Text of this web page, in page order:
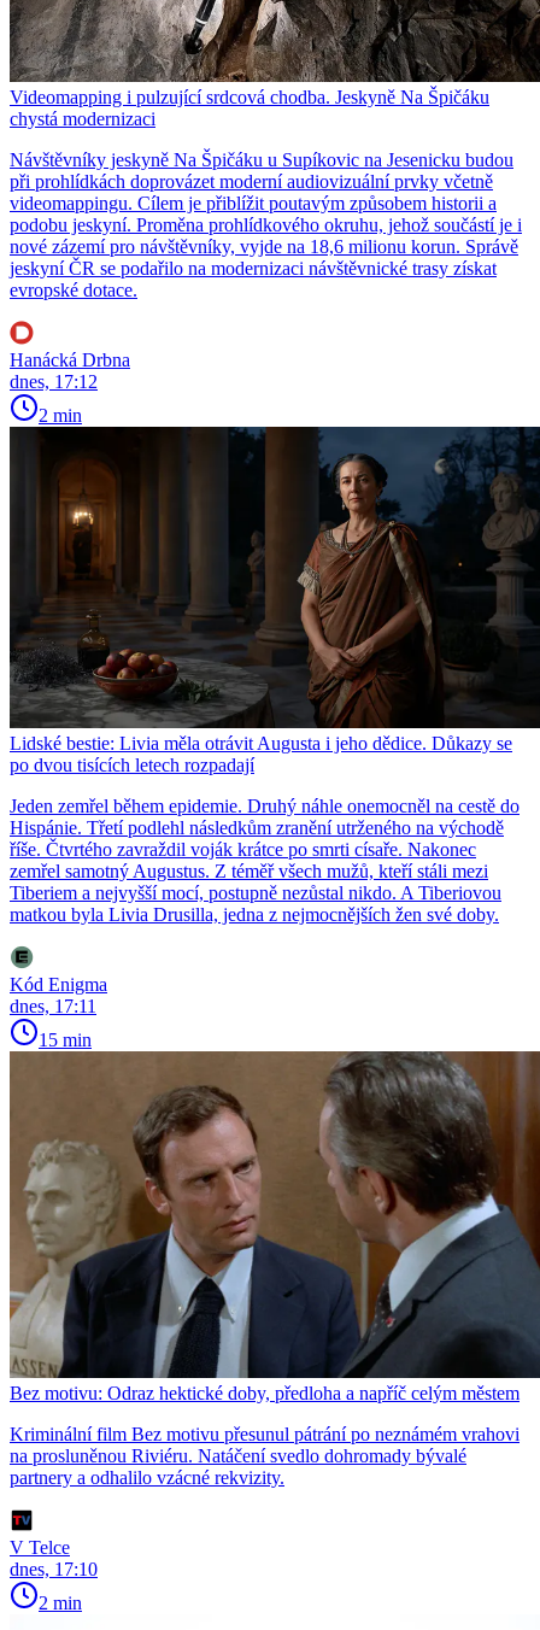
Videomapping i pulzující srdcová chodba. Jeskyně Na Špičáku
chystá modernizaci
Návštěvníky jeskyně Na Špičáku u Supíkovic na Jesenicku budou
při prohlídkách doprovázet moderní audiovizuální prvky včetně
videomappingu. Cílem je přiblížit poutavým způsobem historii a
podobu jeskyní. Proměna prohlídkového okruhu, jehož součástí je i
nové zázemí pro návštěvníky, vyjde na 18,6 milionu korun. Správě
jeskyní ČR se podařilo na modernizaci návštěvnické trasy získat
evropské dotace.
Hanácká Drbna
dnes, 17:12
2 min
Lidské bestie: Livia měla otrávit Augusta i jeho dědice. Důkazy se
po dvou tisících letech rozpadají
Jeden zemřel během epidemie. Druhý náhle onemocněl na cestě do
Hispánie. Třetí podlehl následkům zranění utrženého na východě
říše. Čtvrtého zavraždil voják krátce po smrti císaře. Nakonec
zemřel samotný Augustus. Z téměř všech mužů, kteří stáli mezi
Tiberiem a nejvyšší mocí, postupně nezůstal nikdo. A Tiberiovou
matkou byla Livia Drusilla, jedna z nejmocnějších žen své doby.
Kód Enigma
dnes, 17:11
15 min
Bez motivu: Odraz hektické doby, předloha a napříč celým městem
Kriminální film Bez motivu přesunul pátrání po neznámém vrahovi
na prosluněnou Riviéru. Natáčení svedlo dohromady bývalé
partnery a odhalilo vzácné rekvizity.
V Telce
dnes, 17:10
2 min